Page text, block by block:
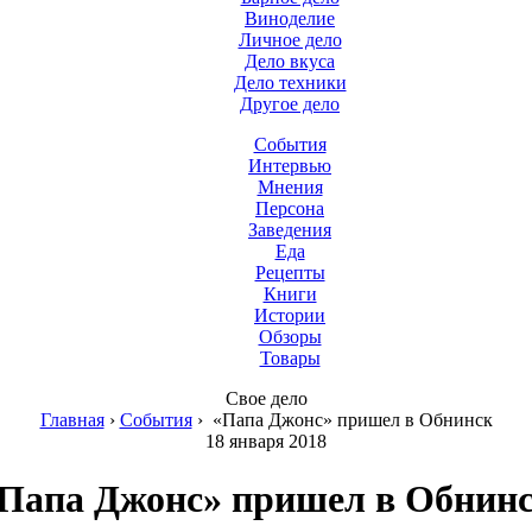
Виноделие
Личное дело
Дело вкуса
Дело техники
Другое дело
События
Интервью
Мнения
Персона
Заведения
Еда
Рецепты
Книги
Истории
Обзоры
Товары
Свое дело
Главная› События› «Папа Джонс» пришел в Обнинск
18 января 2018
Джонс» пришел в